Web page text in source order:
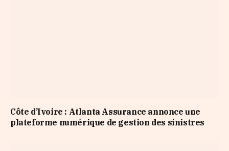
Côte d’Ivoire : Atlanta Assurance annonce une
plateforme numérique de gestion des sinistres